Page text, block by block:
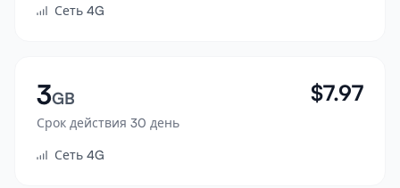
ВойтиСеть 4G
3GB
Срок действия 30 день
$7.97
Сеть 4G